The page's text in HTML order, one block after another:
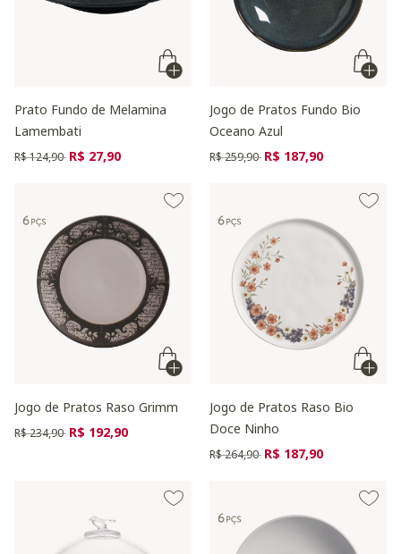
Prato Fundo de Melamina
Lamembati
Preço reduzido de
R$ 124,90 para
R$ 27,90
Jogo de Pratos Fundo Bio
Oceano Azul
Preço reduzido de
R$ 259,90 para
R$ 187,90
Jogo de Pratos Raso Grimm
Preço reduzido de
R$ 234,90 para
R$ 192,90
Jogo de Pratos Raso Bio
Doce Ninho
Preço reduzido de
R$ 264,90 para
R$ 187,90